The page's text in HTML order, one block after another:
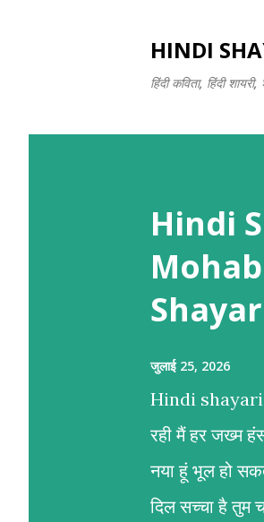
HINDI
हिंदी कविता, हिंदी
Hindi
जुलाई 25, 2026
Hindi shayari
रही मैं हर जख्म
नया हूं भूल हो
दिल सच्चा है तुम